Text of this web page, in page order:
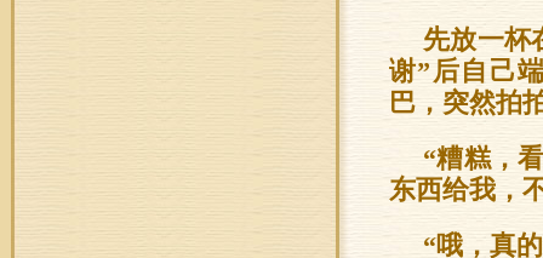
先放一杯
谢”后自己
巴，突然拍
“糟糕，
东西给我，
“哦，真